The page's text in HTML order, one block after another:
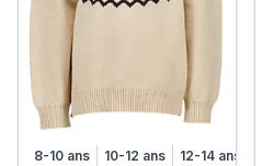
8-10 ans 10-12 ans 12-14 ans